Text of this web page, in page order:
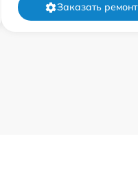
Заказать ремонт